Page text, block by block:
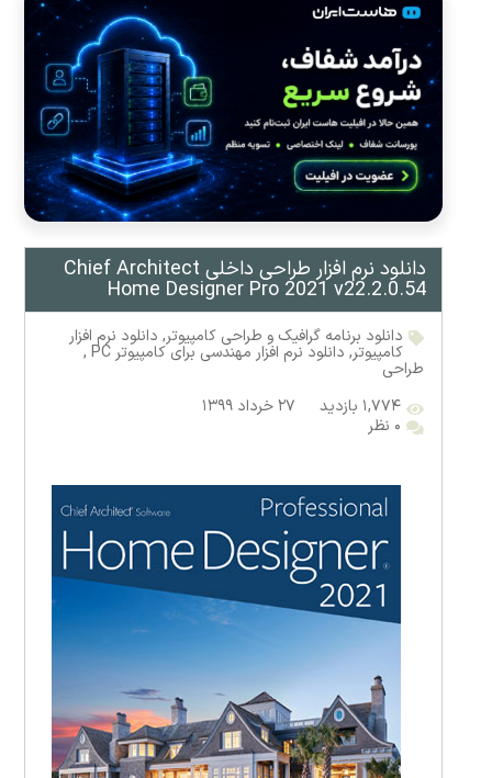
دانلود نرم افزار طراحی داخلی Chief Architect
Home Designer Pro 2021 v22.2.0.54
دانلود برنامه گرافیک و طراحی کامپیوتر, دانلود نرم افزار
کامپیوتر, دانلود نرم افزار مهندسی برای کامپیوتر PC ,
طراحی
۱,۷۷۴ بازدید
۲۷ خرداد ۱۳۹۹
۰ نظر